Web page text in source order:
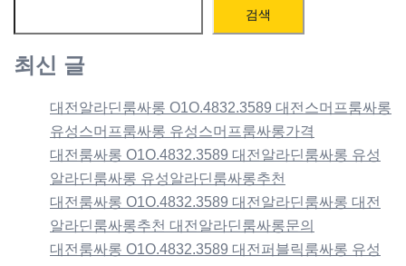
검색
최신 글
대전알라딘룸싸롱 O1O.4832.3589 대전스머프룸싸롱
유성스머프룸싸롱 유성스머프룸싸롱가격
대전룸싸롱 O1O.4832.3589 대전알라딘룸싸롱 유성
알라딘룸싸롱 유성알라딘룸싸롱추천
대전룸싸롱 O1O.4832.3589 대전알라딘룸싸롱 대전
알라딘룸싸롱추천 대전알라딘룸싸롱문의
대전룸싸롱 O1O.4832.3589 대전퍼블릭룸싸롱 유성